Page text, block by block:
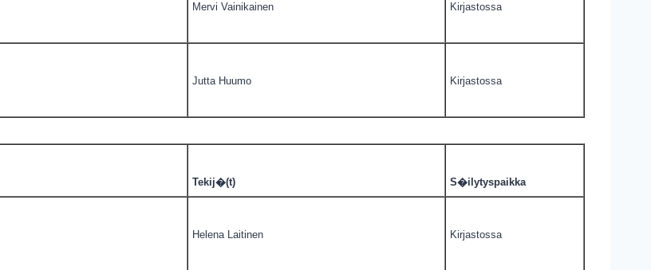
Mervi Vainikainen Kirjastossa
Jutta Huumo Kirjastossa
Tekij�(t) S�ilytyspaikka
Helena Laitinen Kirjastossa